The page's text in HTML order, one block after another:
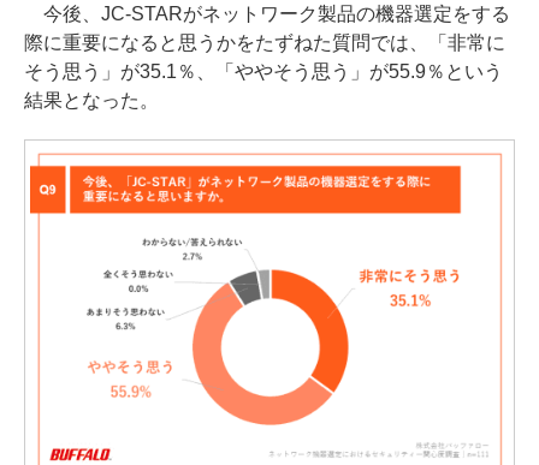
今後、JC-STARがネットワーク製品の機器選定をする
際に重要になると思うかをたずねた質問では、「非常に
そう思う」が35.1％、「ややそう思う」が55.9％という
結果となった。